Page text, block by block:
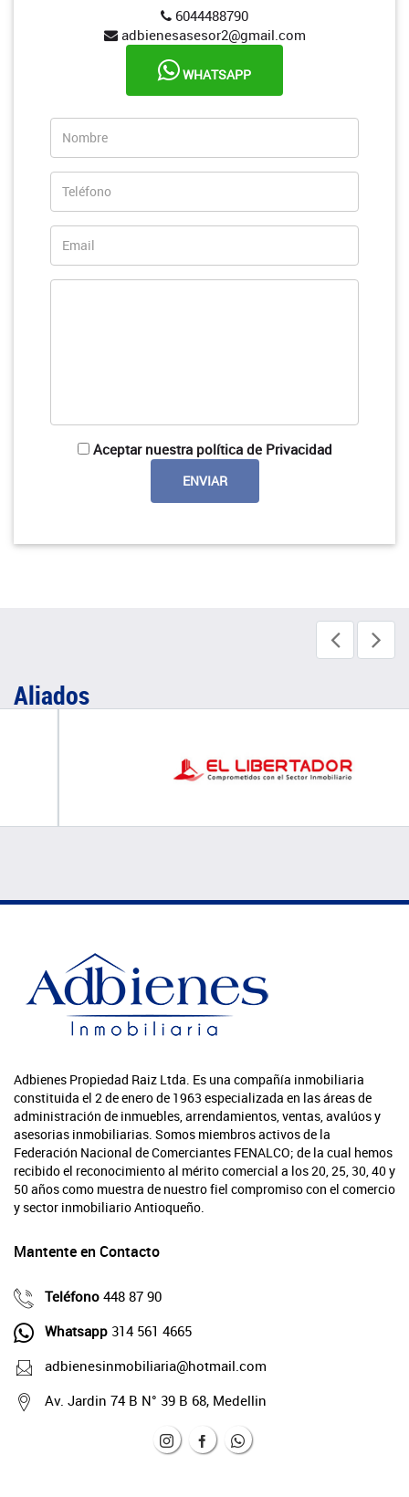
6044488790
adbienesasesor2@gmail.com
WHATSAPP
Aceptar nuestra política de Privacidad
Aliados
Adbienes Propiedad Raiz Ltda. Es una compañía inmobiliaria
constituida el 2 de enero de 1963 especializada en las áreas de
administración de inmuebles, arrendamientos, ventas, avalúos y
asesorias inmobiliarias. Somos miembros activos de la
Federación Nacional de Comerciantes FENALCO; de la cual hemos
recibido el reconocimiento al mérito comercial a los 20, 25, 30, 40 y
50 años como muestra de nuestro fiel compromiso con el comercio
y sector inmobiliario Antioqueño.
Mantente en Contacto
Teléfono 448 87 90
Whatsapp 314 561 4665
adbienesinmobiliaria@hotmail.com
Av. Jardin 74 B N° 39 B 68, Medellin